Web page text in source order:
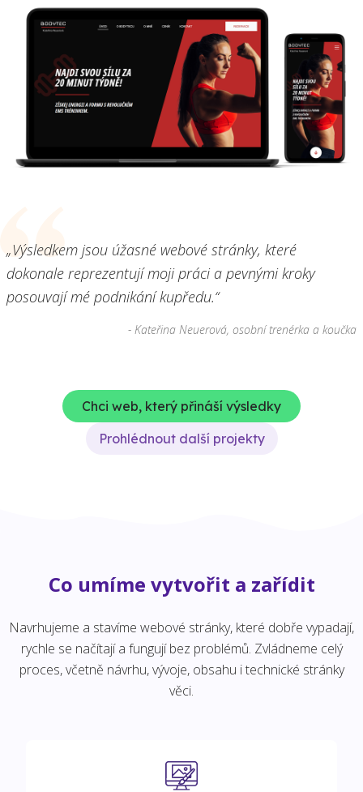
„Výsledkem jsou úžasné webové stránky, které
dokonale reprezentují moji práci a pevnými kroky
posouvají mé podnikání kupředu.“
- Kateřina Neuerová, osobní trenérka a koučka
Chci web, který přináší výsledky
Prohlédnout další projekty
Co umíme vytvořit a zařídit
Navrhujeme a stavíme webové stránky, které dobře vypadají,
rychle se načítají a fungují bez problémů. Zvládneme celý
proces, včetně návrhu, vývoje, obsahu i technické stránky
věci.